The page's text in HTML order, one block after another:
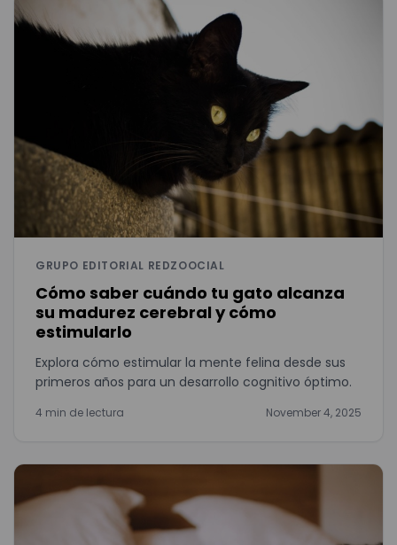
GRUPO EDITORIAL REDZOOCIAL
Cómo saber cuándo tu gato alcanza
su madurez cerebral y cómo
estimularlo
Explora cómo estimular la mente felina desde sus
primeros años para un desarrollo cognitivo óptimo.
4 min de lectura November 4, 2025